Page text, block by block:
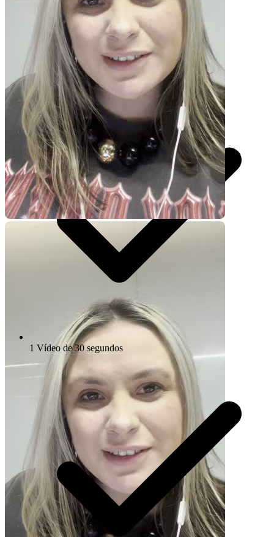
370,50
por pedido
1 Vídeo de 30 segundos